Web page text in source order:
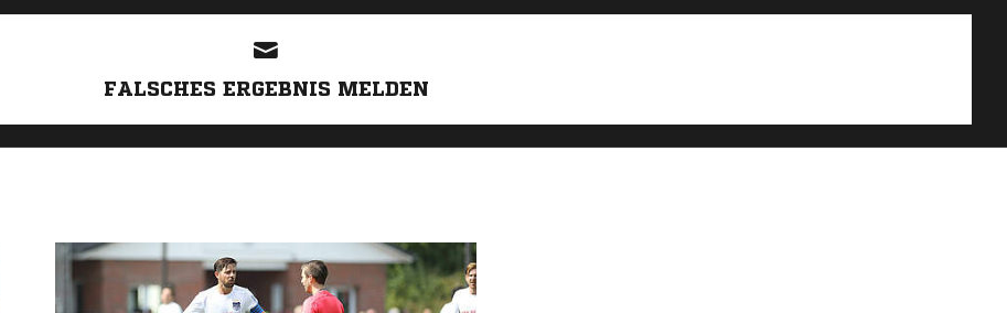
FALSCHES ERGEBNIS MELDEN